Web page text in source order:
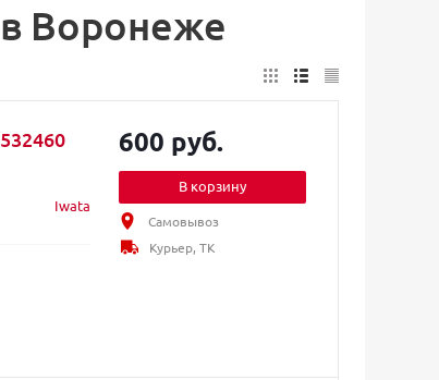
Воронеже
Iwata
600 руб.
В корзину
Самовывоз
Курьер, ТК